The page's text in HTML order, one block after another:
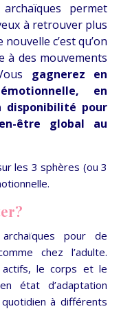
archaïques permet
à retrouver plus
c’est qu’on
à des mouvements
gagnerez en
en
disponibilité pour
être global au
les 3 sphères (ou 3
pour de
chez l’adulte.
le corps et le
état d’adaptation
à différents